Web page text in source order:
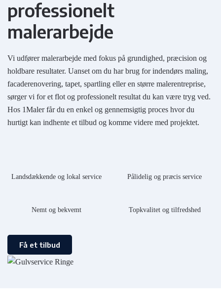
professionelt
malerarbejde
Vi udfører malerarbejde med fokus på grundighed, præcision og
holdbare resultater. Uanset om du har brug for indendørs maling,
facaderenovering, tapet, spartling eller en større malerentreprise,
sørger vi for et flot og professionelt resultat du kan være tryg ved.
Hos 1Maler får du en enkel og gennemsigtig proces hvor du
hurtigt kan indhente et tilbud og komme videre med projektet.
Landsdækkende og lokal service Pålidelig og præcis service
Nemt og bekvemt Topkvalitet og tilfredshed
Få et tilbud